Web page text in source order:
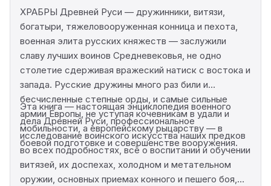
ХРАБРЫ Древней Руси — дружинники, витязи,
богатыри, тяжеловооруженная конница и пехота,
военная элита русских княжеств — заслужили
славу лучших воинов Средневековья, не одно
столетие сдерживая вражеский натиск с востока и
запада. Русские дружины много раз били и
бесчисленные степные орды, и самые сильные
армии Европы, не уступая кочевникам в удали и
мобильности, а европейскому рыцарству — в
боевой подготовке и совершенстве вооружения.
Эта книга — настоящая энциклопедия военного
дела Древней Руси, профессиональное
исследование воинского искусства наших предков
во всех подробностях, всё о воспитании и обучении
витязей, их доспехах, холодном и метательном
оружии, основных приемах конного и пешего боя,